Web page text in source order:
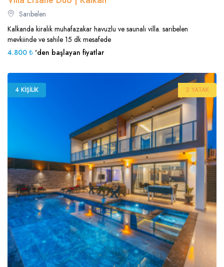
Sarıbelen
Kalkanda kiralık muhafazakar havuzlu ve saunalı villa. sarıbelen
mevkiinde ve sahile 15 dk mesafede
4.800 ₺ 'den başlayan fiyatlar
4 KIŞILIK 2 YATAK